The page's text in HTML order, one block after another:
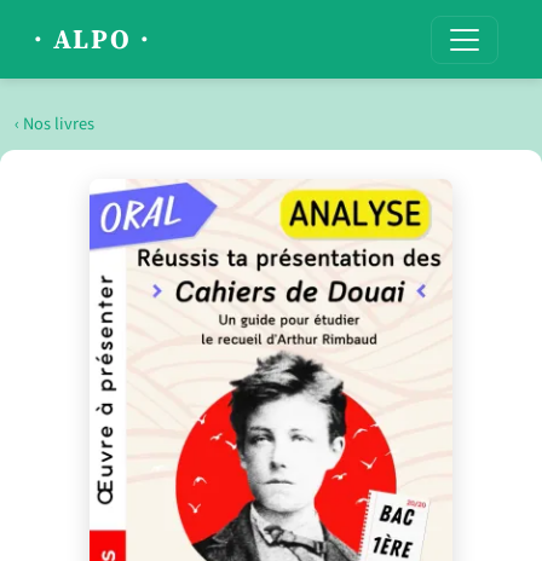
· ALPO ·
‹ Nos livres